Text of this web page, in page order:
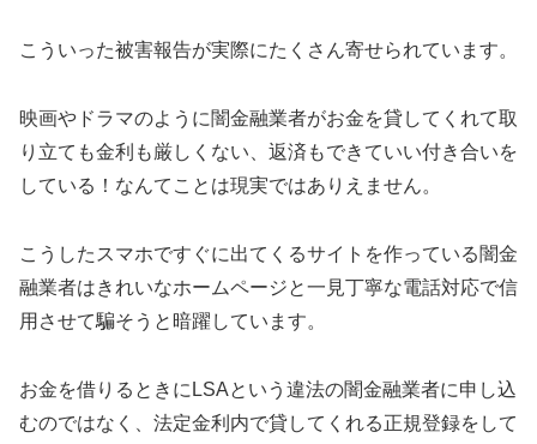
こういった被害報告が実際にたくさん寄せられています。
映画やドラマのように闇金融業者がお金を貸してくれて取
り立ても金利も厳しくない、返済もできていい付き合いを
している！なんてことは現実ではありえません。
こうしたスマホですぐに出てくるサイトを作っている闇金
融業者はきれいなホームページと一見丁寧な電話対応で信
用させて騙そうと暗躍しています。
お金を借りるときに LSAという違法の闇金融業者に申し込
むのではなく、法定金利内で貸してくれる正規登録をして